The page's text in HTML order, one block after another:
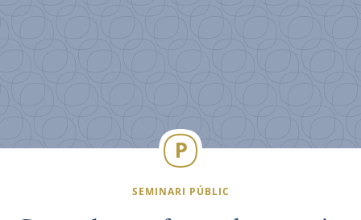
SEMINARI PÚBLIC